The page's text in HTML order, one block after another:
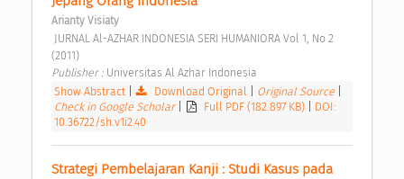
Arianty Visiaty
(2011)
Publisher : Universitas Al Azhar Indonesia
Show Abstract| Download Original Original Source
Check in Google Scholar
Full PDF (182.897 KB)
DOI:
10.36722/sh.v1i2.40
Strategi Pembelajaran Kanji : Studi Kasus pada